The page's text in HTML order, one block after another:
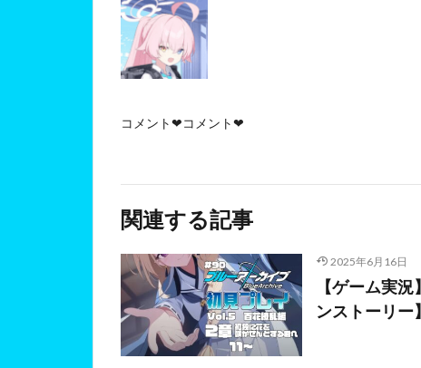
コメント❤コメント❤
関連する記事
2025年6月16日
【ゲーム実
ンストーリー】